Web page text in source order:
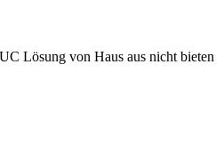
Lösung von Haus aus nicht bieten